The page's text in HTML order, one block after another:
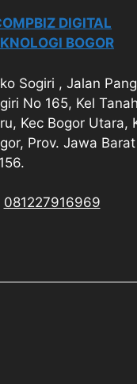
DIGITAL
BOGOR
Sogiri , Jalan
No 165, Kel Tanah
Kec Bogor Utara,
Prov. Jawa Barat
081227916969